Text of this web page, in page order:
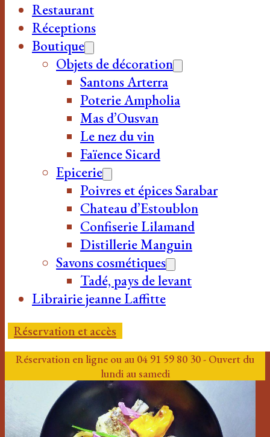
Restaurant
Réceptions
Boutique
Objets de décoration
Santons Arterra
Poterie Ampholia
Mas d’Ousvan
Le nez du vin
Faïence Sicard
Epicerie
Poivres et épices Sarabar
Chateau d’Estoublon
Confiserie Lilamand
Distillerie Manguin
Savons cosmétiques
Tadé, pays de levant
Librairie jeanne Laffitte
Réservation et accès
Réservation en ligne ou au 04 91 59 80 30 - Ouvert du
lundi au samedi